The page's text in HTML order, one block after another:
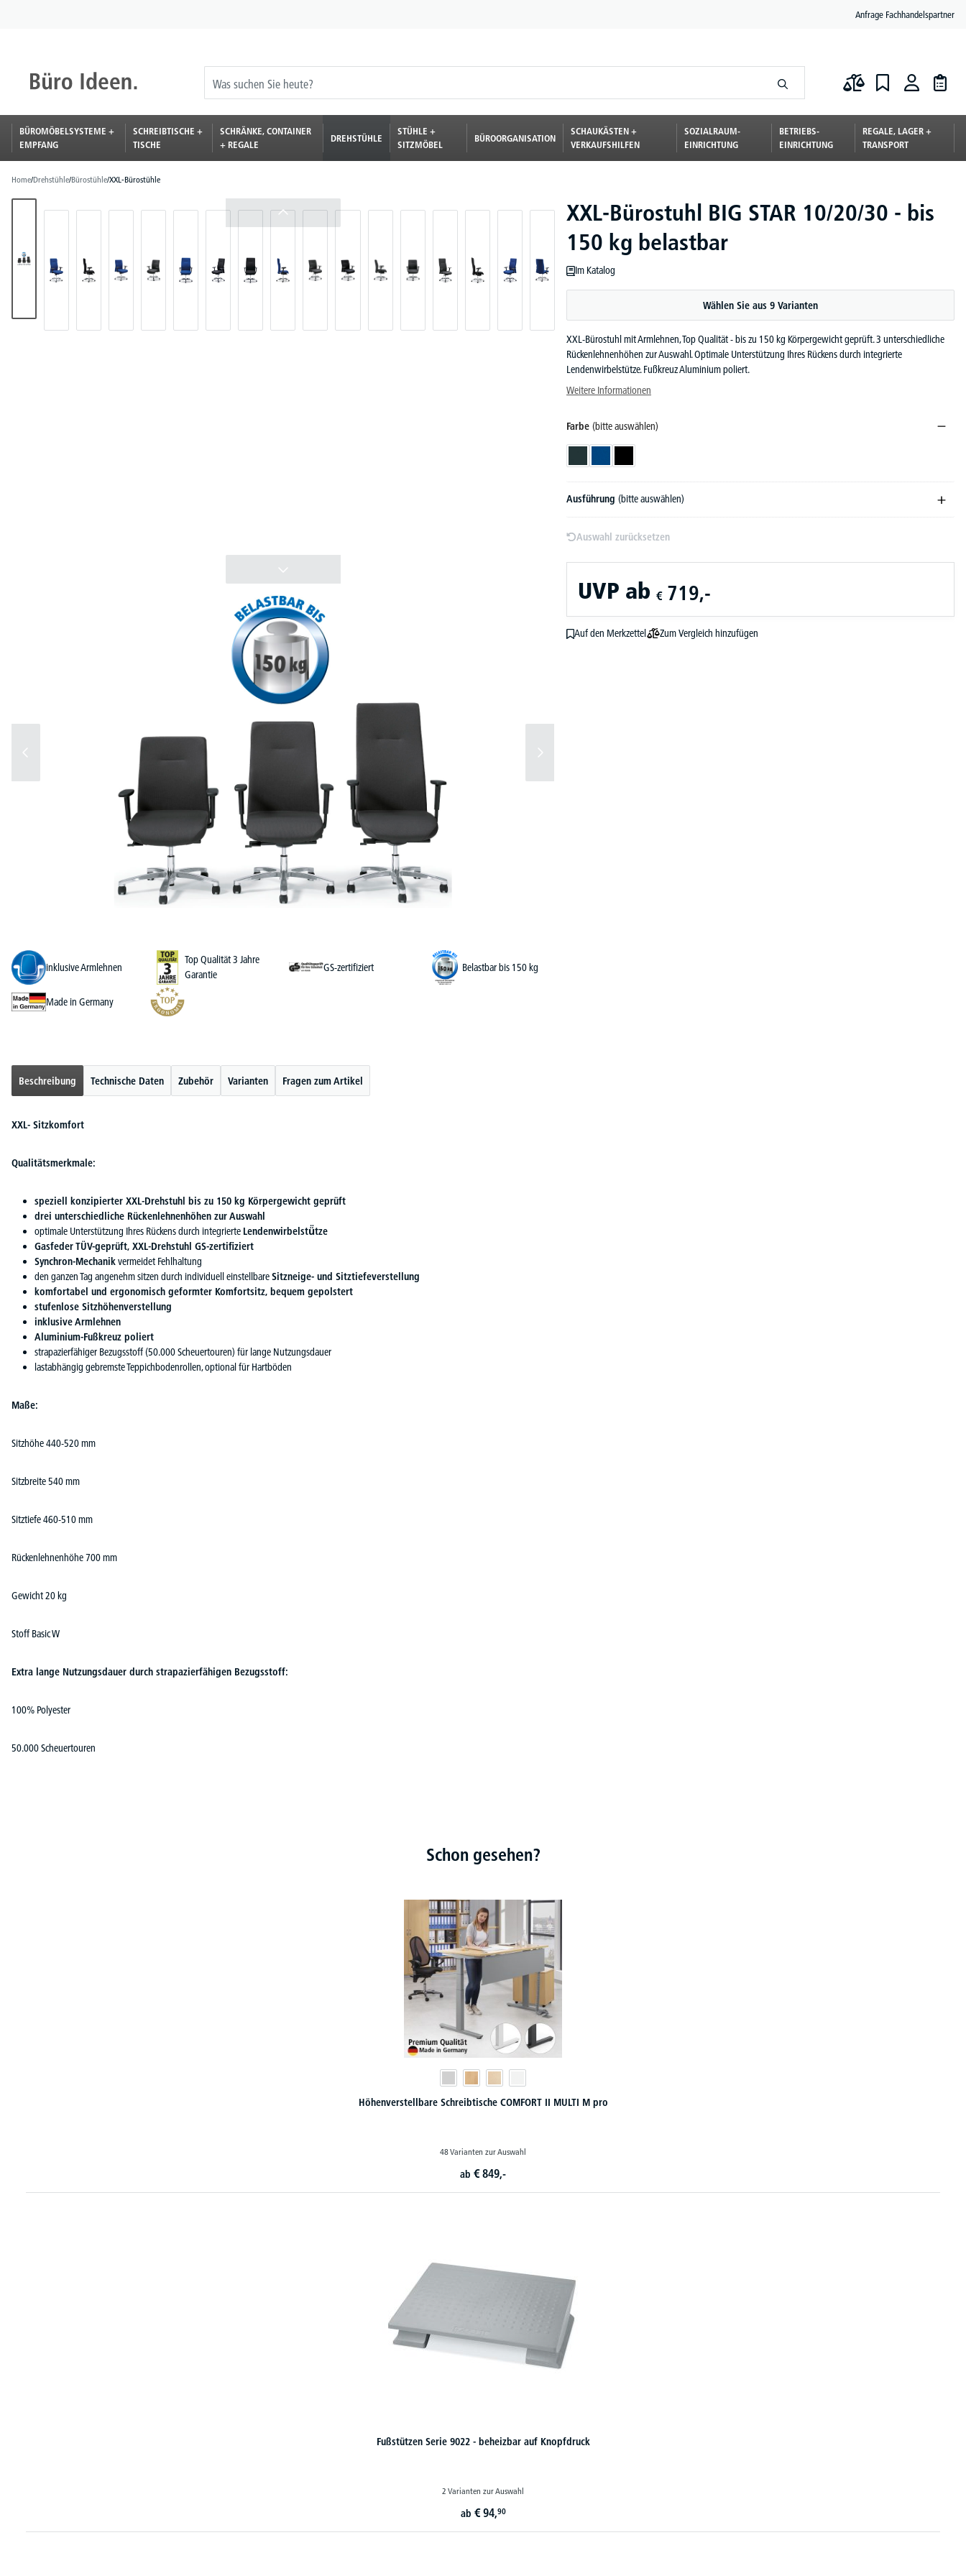
Anfrage Fachhandelspartner
BÜROMÖBELSYSTEME +
EMPFANG
SCHREIBTISCHE +
TISCHE
SCHRÄNKE, CONTAINER
+ REGALE
DREHSTÜHLE
STÜHLE +
SITZMÖBEL
BÜROORGANISATION
SCHAUKÄSTEN +
VERKAUFSHILFEN
SOZIALRAUM-
EINRICHTUNG
BETRIEBS-
EINRICHTUNG
REGALE, LAGER +
TRANSPORT
Home/Drehstühle/Bürostühle/XXL-Bürostühle
XXL-Bürostuhl BIG STAR 10/20/30 - bis
150 kg belastbar
Im Katalog
Wählen Sie aus 9 Varianten
XXL-Bürostuhl mit Armlehnen, Top Qualität - bis zu 150 kg Körpergewicht geprüft. 3 unterschiedliche
Rückenlehnenhöhen zur Auswahl. Optimale Unterstützung Ihres Rückens durch integrierte
Lendenwirbelstütze. Fußkreuz Aluminium poliert.
Weitere Informationen
Farbe (bitte auswählen)
Ausführung (bitte auswählen)
Auswahl zurücksetzen
UVP ab € 719,-
Auf den Merkzettel Zum Vergleich hinzufügen
inklusive Armlehnen
Top Qualität 3 Jahre
Garantie
GS-zertifiziert Belastbar bis 150 kg
Made in Germany
Beschreibung Technische Daten Zubehör Varianten Fragen zum Artikel
XXL- Sitzkomfort
Qualitätsmerkmale:
speziell konzipierter XXL-Drehstuhl bis zu 150 kg Körpergewicht geprüft
drei unterschiedliche Rückenlehnenhöhen zur Auswahl
optimale Unterstützung Ihres Rückens durch integrierte Lendenwirbelstü̈tze
Gasfeder TÜV-geprüft, XXL-Drehstuhl GS-zertifiziert
Synchron-Mechanikvermeidet Fehlhaltung
den ganzen Tag angenehm sitzen durch individuell einstellbareSitzneige- und Sitztiefeverstellung
komfortabel und ergonomisch geformter Komfortsitz, bequem gepolstert
stufenlose Sitzhöhenverstellung
inklusive Armlehnen
Aluminium-Fußkreuz poliert
strapazierfähiger Bezugsstoff (50.000 Scheuertouren) für lange Nutzungsdauer
lastabhängig gebremste Teppichbodenrollen, optional für Hartböden
Maße:
Sitzhöhe 440-520 mm
Sitzbreite 540 mm
Sitztiefe 460-510 mm
Rückenlehnenhöhe 700 mm
Gewicht 20 kg
Stoff Basic W
Extra lange Nutzungsdauer durch strapazierfähigen Bezugsstoff:
100% Polyester
50.000 Scheuertouren
Schon gesehen?
Höhenverstellbare Schreibtische COMFORT II MULTI M pro
48 Varianten zur Auswahl
ab € 849,-
Fußstützen Serie 9022 - beheizbar auf Knopfdruck
2 Varianten zur Auswahl
ab € 94,90